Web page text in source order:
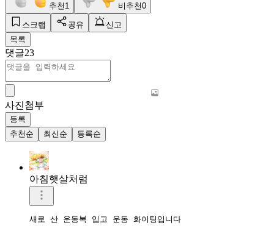
추천 1 비추천0
스크랩 공유
신고
목록
댓글23
사진첨부
등록
추천순
최신순 등록순
아침햇살처럼
새로 산 운동복 입고 운동 화이팅입니다